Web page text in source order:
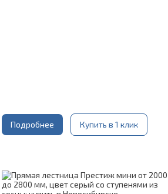
Подробнее Купить в 1 клик